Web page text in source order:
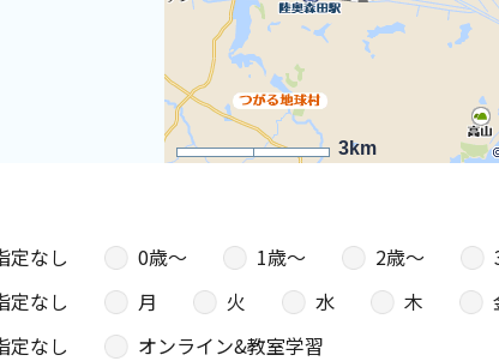
3km
定なし 0歳〜 1歳〜 2歳〜
定なし 月 火 水 木
定なし オンライン&教室学習